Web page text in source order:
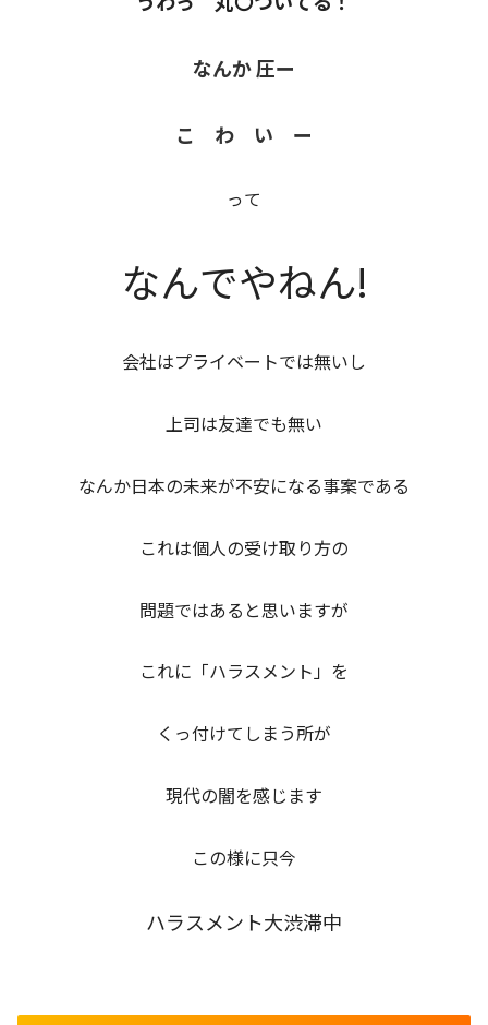
なんか 圧ー
こ わ い ー
って
なんでやねん!
会社はプライベートでは無いし
上司は友達でも無い
なんか日本の未来が不安になる事案である
これは個人の受け取り方の
問題ではあると思いますが
これに「ハラスメント」を
くっ付けてしまう所が
現代の闇を感じます
この様に只今
ハラスメント大渋滞中